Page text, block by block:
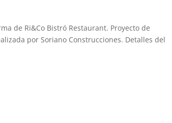
de Ri&Co Bistró Restaurant. Proyecto de
por Soriano Construcciones. Detalles del